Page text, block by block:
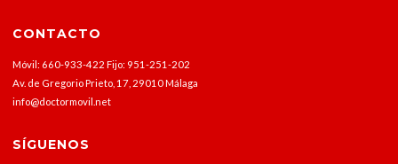
CONTACTO
Móvil: 660-933-422 Fijo: 951-251-202
Av. de Gregorio Prieto, 17, 29010 Málaga
info@doctormovil.net
SÍGUENOS